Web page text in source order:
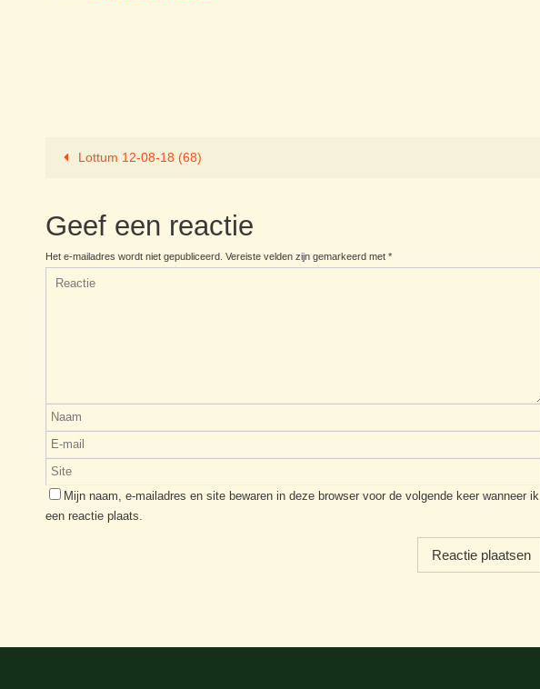
Lottum 12-08-18 (68)
Geef een reactie
Het e-mailadres wordt niet gepubliceerd. Vereiste velden zijn gemarkeerd met *
Mijn naam, e-mailadres en site bewaren in deze browser voor de volgende keer wanneer ik
een reactie plaats.